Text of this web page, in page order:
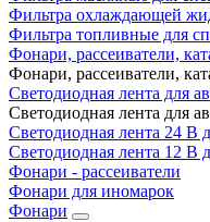
Фильтра охлаждающей
Фильтра топливные для
Фонари, рассеиватели,
Фонари, рассеиватели,
Светодиодная лента для
Светодиодная лента для
Светодиодная лента 24 В
Светодиодная лента 12 В
Фонари - рассеиватели
Фонари для иномарок
Фонари